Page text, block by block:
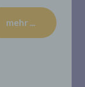
mehr ...